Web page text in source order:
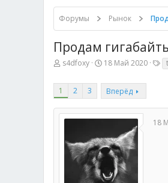
Форумы Рынок
Продам
А
т
р
т
е
ы
s4dfoxy
Д
т
а
н
а
ч
л
а
18 Май 2020
Т
е
1 2 3 Вперёд
18